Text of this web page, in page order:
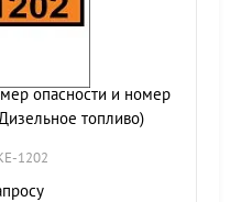
опасности и номер
топливо)
1202